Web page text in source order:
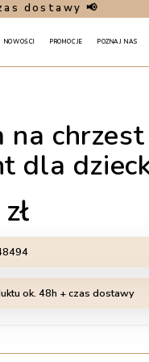
dostawy 📢
NOWOŚCI PROMOCJE POZNAJ NAS
na
dla
zł
ok. 48h + czas dostawy